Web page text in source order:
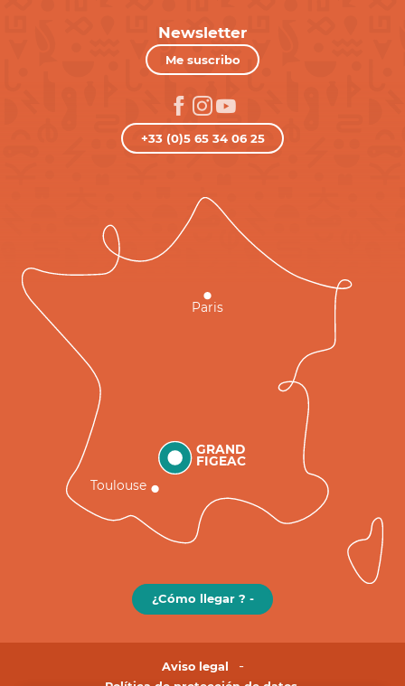
Newsletter
Me suscribo
+33 (0)5 65 34 06 25
GRAND
FIGEAC
Toulouse
Paris
¿Cómo llegar ? -
Aviso legal